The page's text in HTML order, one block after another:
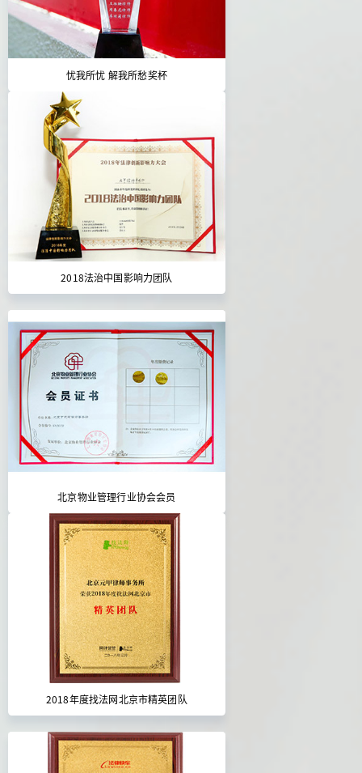
忧我所忧 解我所愁奖杯
2018法治中国影响力团队
北京物业管理行业协会会员
2018年度找法网北京市精英团队